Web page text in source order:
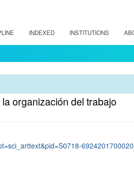
INDEXED INSTITUTIONS
organización del trabajo